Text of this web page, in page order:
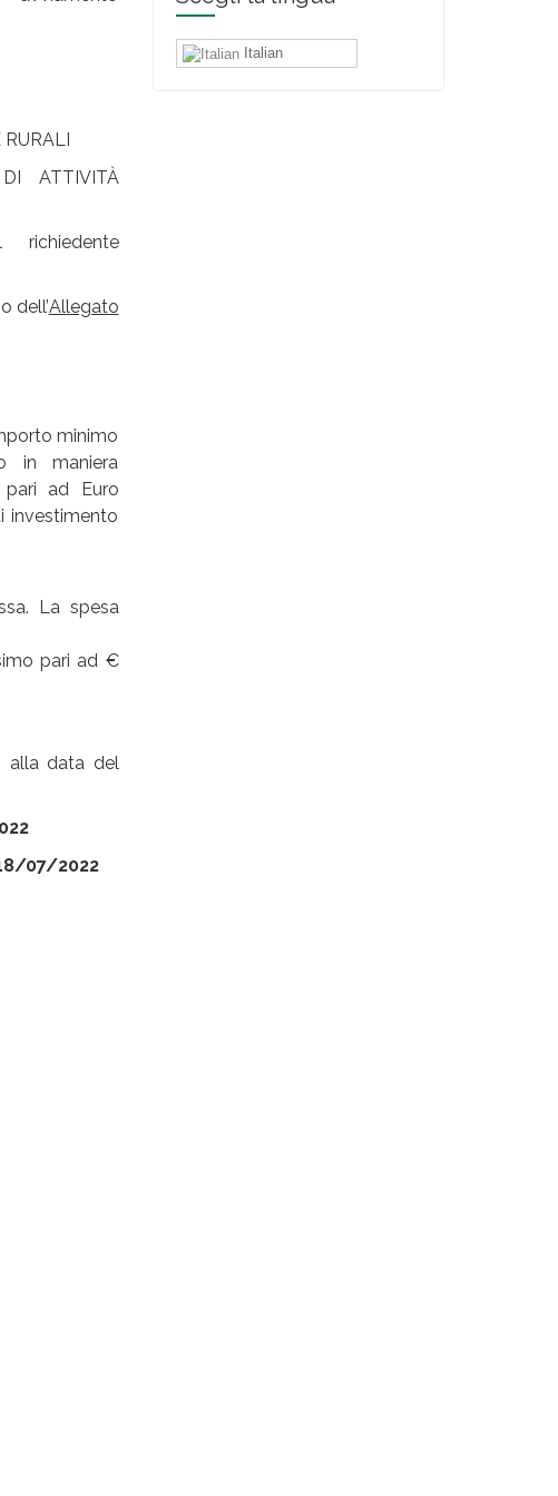
ATTIVITÀ
dell’Allegato
minimo
in maniera
pari ad Euro
investimento
La spesa
pari ad €
alla data del
07/2022
Italian